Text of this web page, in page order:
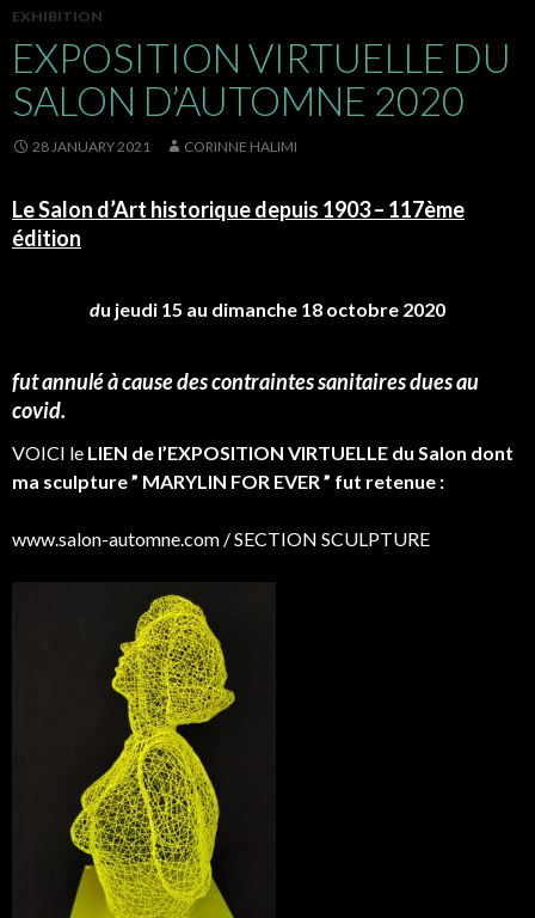
EXHIBITION
EXPOSITION VIRTUELLE DU
SALON D’AUTOMNE 2020
28 JANUARY 2021 CORINNE HALIMI
Le Salon d’Art historique depuis 1903 – 117ème
édition
du jeudi 15 au dimanche 18 octobre 2020
fut annulé à cause des contraintes sanitaires dues au
covid.
VOICI le LIEN de l’EXPOSITION VIRTUELLE du Salon dont
ma sculpture ” MARYLIN FOR EVER ” fut retenue :
www.salon-automne.com / SECTION SCULPTURE